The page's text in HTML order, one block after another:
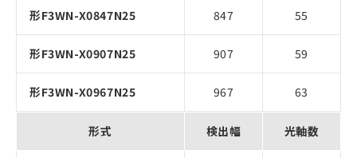
形F3WN-X0847N25 847 55
形F3WN-X0907N25 907 59
形F3WN-X0967N25 967 63
形式 検出幅 光軸数